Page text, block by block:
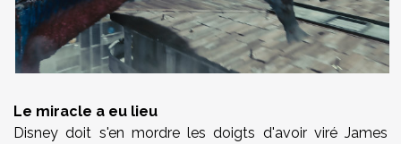
Le miracle a eu lieu
Disney doit s'en mordre les doigts d'avoir viré James